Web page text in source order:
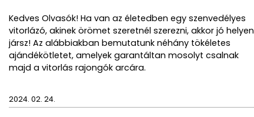
Kedves Olvasók! Ha van az életedben egy szenvedélyes
vitorlázó, akinek örömet szeretnél szerezni, akkor jó helyen
jársz! Az alábbiakban bemutatunk néhány tökéletes
ajándékötletet, amelyek garantáltan mosolyt csalnak
majd a vitorlás rajongók arcára.
2024. 02. 24.